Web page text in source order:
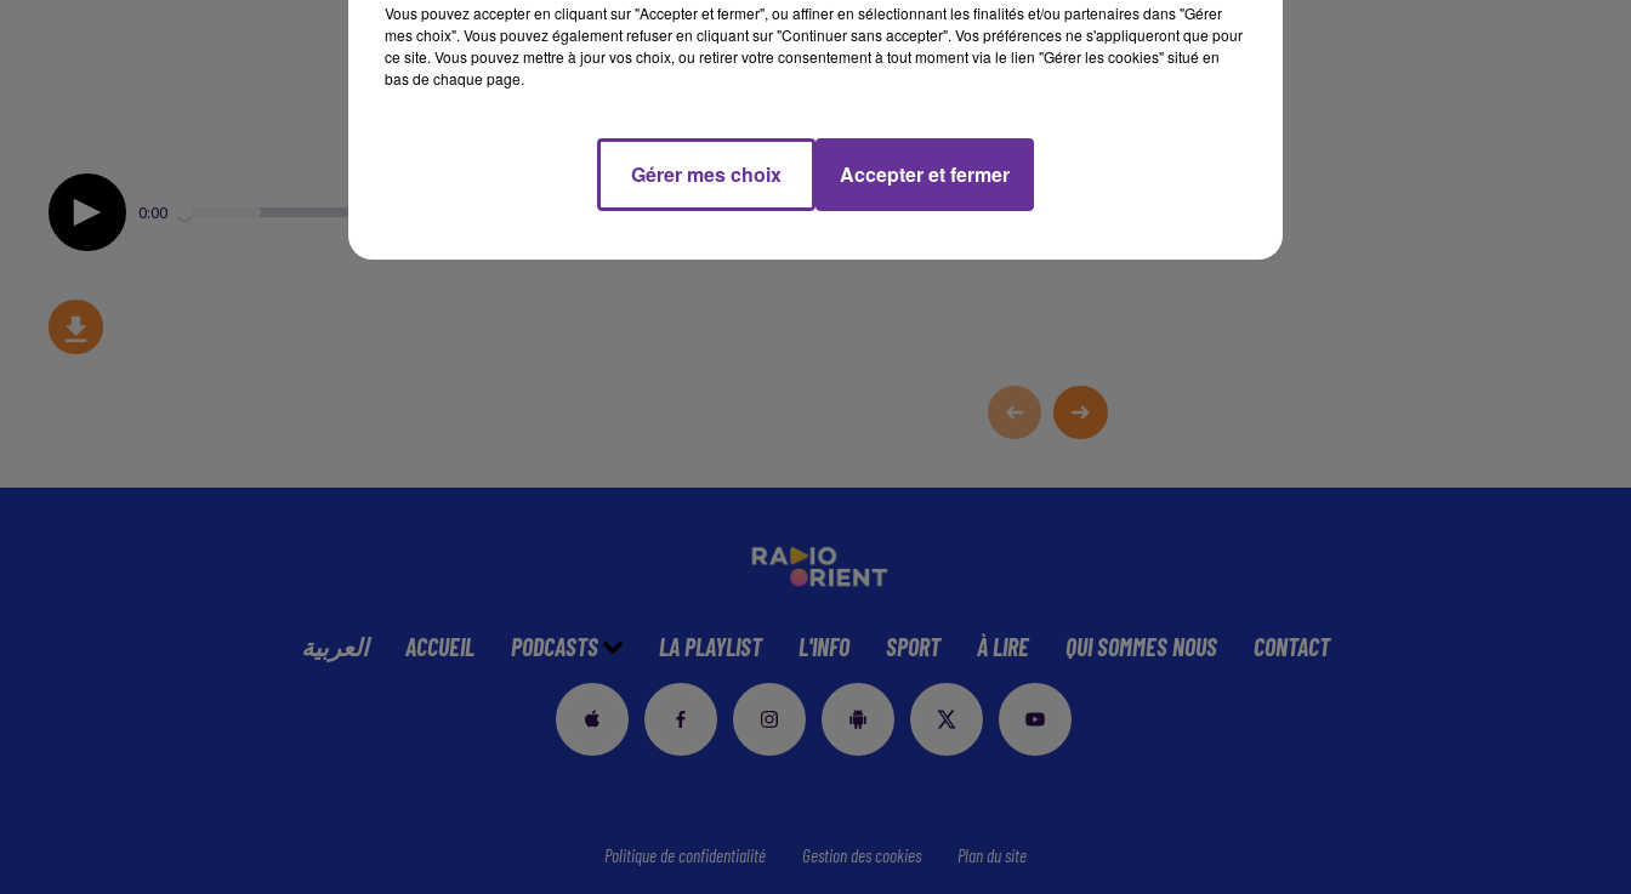
اميركا تعتبر ان هناك احراز تقدم في مفاوضات فيينا النووية والاتفاق
0:00 18 min 22 sec
العربية ACCUEIL PODCASTS LA PLAYLIST L'INFO SPORT À LIRE QUI SOMMES NOUS CONTACT
Politique de confidentialité Gestion des cookies Plan du site
Vous pouvez accepter en cliquant sur "Accepter et fermer", ou affiner en sélectionnant les finalités et/ou partenaires dans "Gérer
mes choix". Vous pouvez également refuser en cliquant sur "Continuer sans accepter". Vos préférences ne s'appliqueront que pour
ce site. Vous pouvez mettre à jour vos choix, ou retirer votre consentement à tout moment via le lien "Gérer les cookies" situé en
bas de chaque page.
Gérer mes choix Accepter et fermer